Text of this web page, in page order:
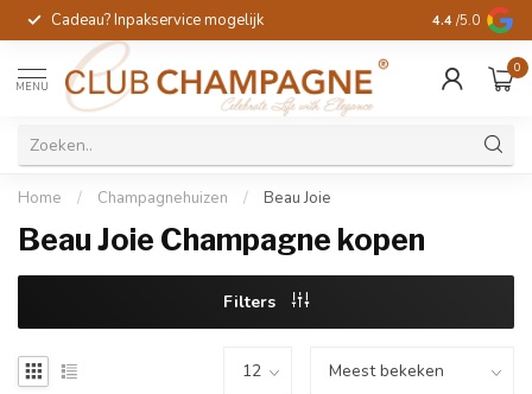
Cadeau? Inpakservice mogelijk Gratis
4.4 /5.0
MENU
0
Home / Champagnehuizen / Beau Joie
Beau Joie Champagne kopen
Filters